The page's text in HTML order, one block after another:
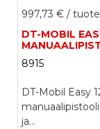
997,73 € / tuote
DT-MOBIL
8915
DT-Mobil Easy
ja...